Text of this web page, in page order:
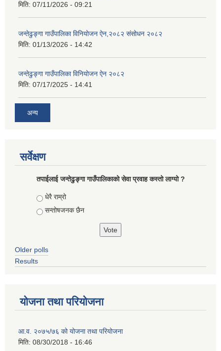
मिति: 07/11/2026 - 09:21
जन्तेढुङ्गा गाउँपालिका विनियोजन ऐन,२०८२ संसोधन २०८२
मिति: 01/13/2026 - 14:42
जन्तेढुङ्गा गाउँपालिका विनियोजन ऐन २०८२
मिति: 07/17/2025 - 14:41
अन्य
सर्वेक्षण
तपाईलाई जन्तेढुङ्गा गाउँपालिकाको सेवा प्रवाह कस्तो लाग्यो ?
Choices
धेरै राम्रो
सन्तोषजनक छैन
Older polls
Results
योजना तथा परियोजना
आ.व. २०७५/७६ को योजना तथा परियोजना
मिति: 08/30/2018 - 16:46